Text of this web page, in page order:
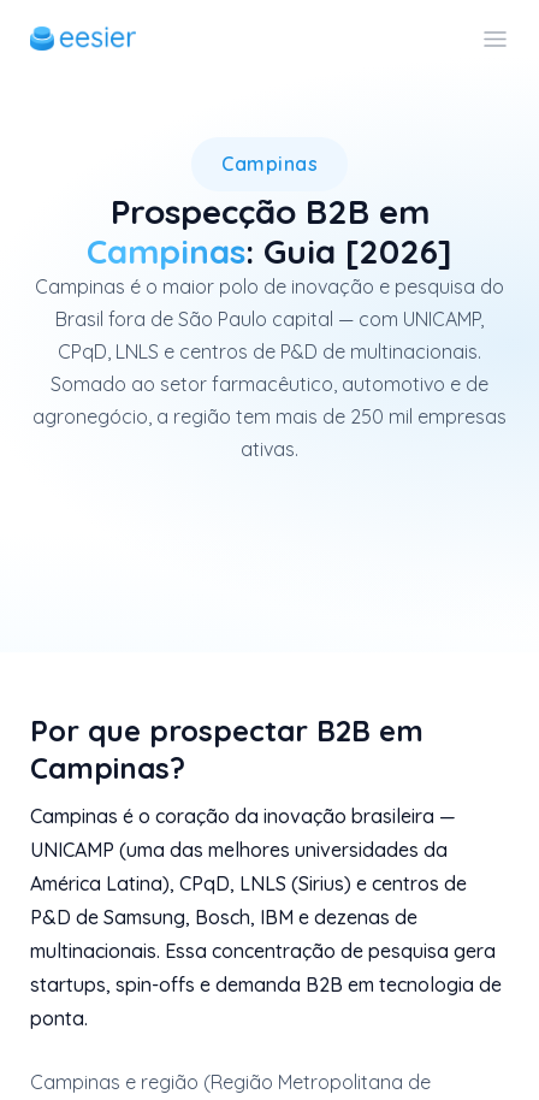
Campinas
Prospecção B2B em
Campinas: Guia [2026]
Campinas é o maior polo de inovação e pesquisa do
Brasil fora de São Paulo capital — com UNICAMP,
CPqD, LNLS e centros de P&D de multinacionais.
Somado ao setor farmacêutico, automotivo e de
agronegócio, a região tem mais de 250 mil empresas
ativas.
O botão azul encontra e
Por que prospectar B2B em
Campinas?
Campinas é o coração da inovação brasileira —
UNICAMP (uma das melhores universidades da
América Latina), CPqD, LNLS (Sirius) e centros de
P&D de Samsung, Bosch, IBM e dezenas de
multinacionais. Essa concentração de pesquisa gera
startups, spin-offs e demanda B2B em tecnologia de
ponta.
Campinas e região (Região Metropolitana de